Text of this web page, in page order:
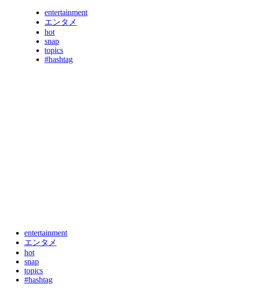
entertainment
エンタメ
hot
snap
topics
#hashtag
entertainment
エンタメ
hot
snap
topics
#hashtag